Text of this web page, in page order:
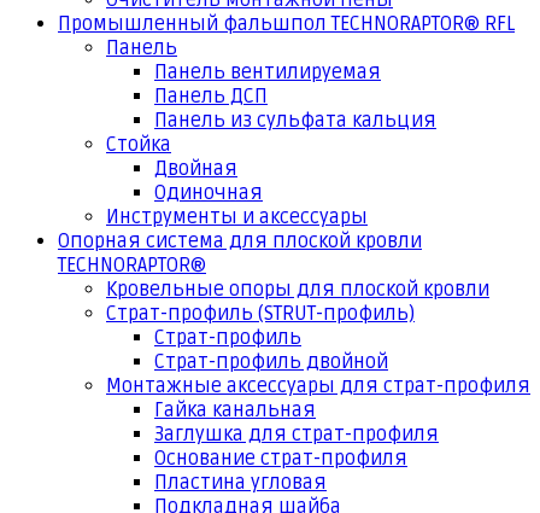
Промышленный фальшпол TECHNORAPTOR® RFL
Панель
Панель вентилируемая
Панель ДСП
Панель из сульфата кальция
Стойка
Двойная
Одиночная
Инструменты и аксессуары
Опорная система для плоской кровли
TECHNORAPTOR®
Кровельные опоры для плоской кровли
Страт-профиль (STRUT-профиль)
Страт-профиль
Страт-профиль двойной
Монтажные аксессуары для страт-профиля
Гайка канальная
Заглушка для страт-профиля
Основание страт-профиля
Пластина угловая
Подкладная шайба